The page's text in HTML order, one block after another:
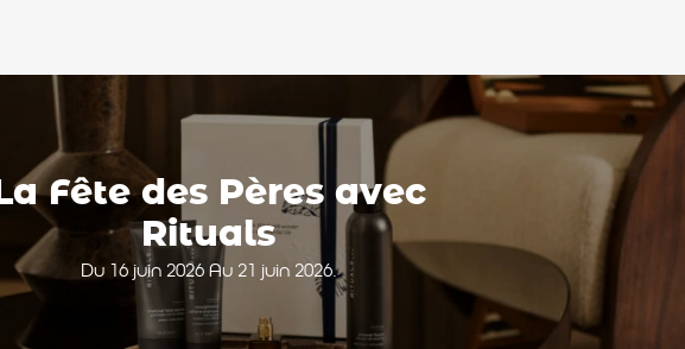
La Fête des Pères avec
Rituals
Du 16 juin 2026 Au 21 juin 2026.